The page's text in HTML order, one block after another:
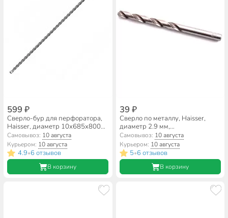
599 ₽
Сверло-бур для перфоратора,
Haisser, диаметр 10х685х800
мм, SDS-Plus, HS103011
Самовывоз: 10 августа
Курьером: 10 августа
4.9•6 отзывов
В корзину
39 ₽
Сверло по металлу, Haisser,
диаметр 2.9 мм,
цилиндрический хвостовик,
HS101072
Самовывоз: 10 августа
Курьером: 10 августа
5•6 отзывов
В корзину